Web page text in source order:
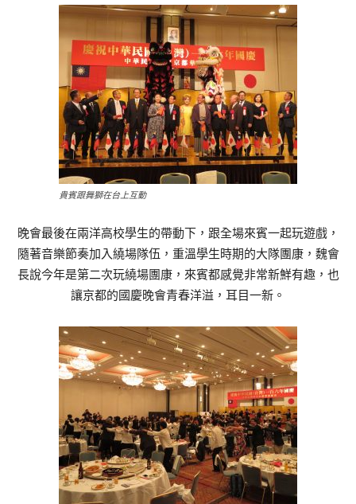
貴賓跟舞獅在台上互動
晚會最後在兩洋高校學生的帶動下，跟全場來賓一起玩遊戲，
隨著音樂節奏加入繞場隊伍，重溫學生時期的大隊團康，魏會
長說今年是第二次玩繞場團康，來賓都感覺非常新鮮有趣，也
讓京都的國慶晚會青春洋溢，耳目一新。